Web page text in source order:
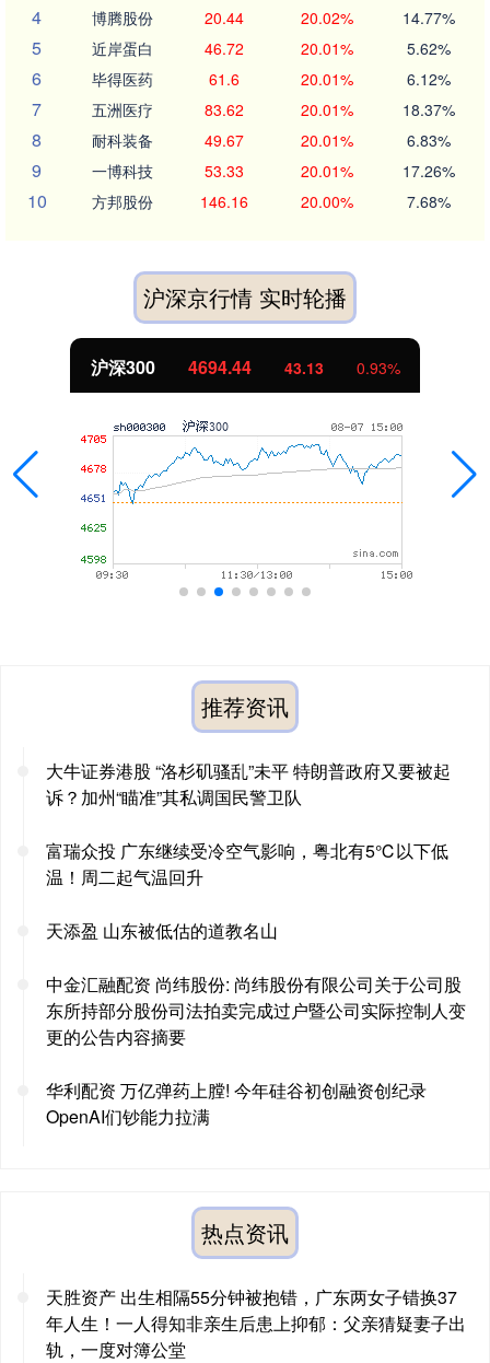
4 博腾股份 20.44 20.02% 14.77%
5 近岸蛋白 46.72 20.01% 5.62%
6 毕得医药 61.6 20.01% 6.12%
7 五洲医疗 83.62 20.01% 18.37%
8 耐科装备 49.67 20.01% 6.83%
9 一博科技 53.33 20.01% 17.26%
10 方邦股份 146.16 20.00% 7.68%
沪深京行情 实时轮播
北证50 1134.24 11.37 1.01%
推荐资讯
大牛证券港股 “洛杉矶骚乱”未平 特朗普政府又要被起
诉？加州“瞄准”其私调国民警卫队
富瑞众投 广东继续受冷空气影响，粤北有5℃以下低
温！周二起气温回升
天添盈 山东被低估的道教名山
中金汇融配资 尚纬股份: 尚纬股份有限公司关于公司股
东所持部分股份司法拍卖完成过户暨公司实际控制人变
更的公告内容摘要
华利配资 万亿弹药上膛! 今年硅谷初创融资创纪录
OpenAI们钞能力拉满
热点资讯
天胜资产 出生相隔55分钟被抱错，广东两女子错换37
年人生！一人得知非亲生后患上抑郁：父亲猜疑妻子出
轨，一度对簿公堂